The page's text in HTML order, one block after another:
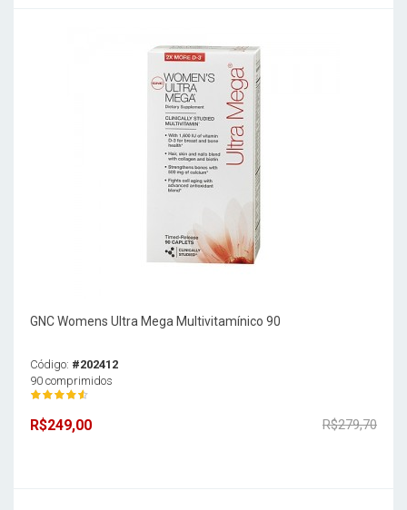
GNC Womens Ultra Mega Multivitamínico 90
Código: #202412
90 comprimidos
R$279,70
R$249,00